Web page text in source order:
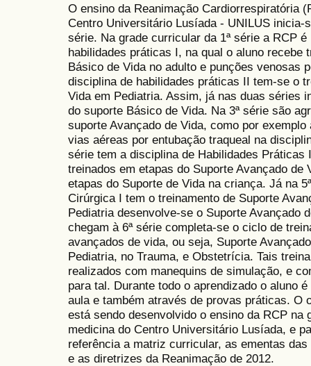
O ensino da Reanimação Cardiorrespiratória
Centro Universitário Lusíada - UNILUS inicia-
série. Na grade curricular da 1ª série a RCP
habilidades práticas I, na qual o aluno recebe
Básico de Vida no adulto e punções venosas
disciplina de habilidades práticas II tem-se o
Vida em Pediatria. Assim, já nas duas séries
do suporte Básico de Vida. Na 3ª série são
suporte Avançado de Vida, como por
vias aéreas por entubação traqueal na
série tem a disciplina de Habilidades Práticas
treinados em etapas do Suporte Avançado
etapas do Suporte de Vida na criança. Já na
Cirúrgica I tem o treinamento de Suporte
Pediatria desenvolve-se o Suporte Avançado
chegam à 6ª série completa-se o ciclo de
avançados de vida, ou seja, Suporte
Pediatria, no Trauma, e Obstetrícia. Tais
realizados com manequins de simulação, e
para tal. Durante todo o aprendizado o aluno
aula e também através de provas práticas. O
está sendo desenvolvido o ensino da RCP na
medicina do Centro Universitário Lusíada, e
referência a matriz curricular, as ementas
e as diretrizes da Reanimação de 2012.